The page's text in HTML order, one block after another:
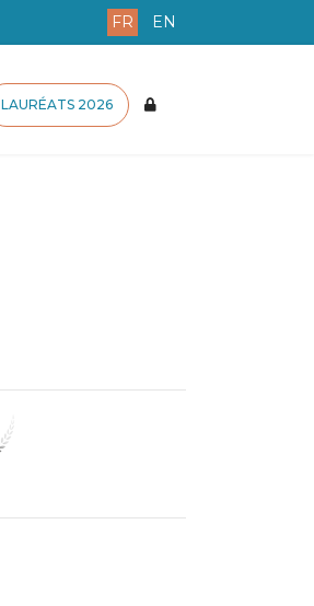
FR EN
LAURÉATS 2026